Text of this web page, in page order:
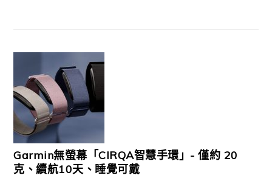
Garmin無螢幕「CIRQA智慧手環」- 僅約 20
克、續航10天、睡覺可戴